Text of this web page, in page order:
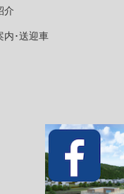
介
内･送迎車